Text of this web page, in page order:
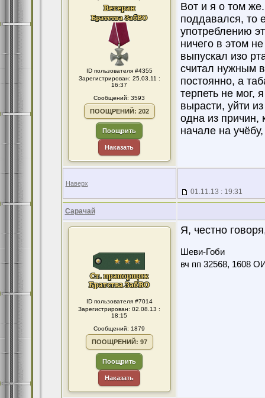
ID пользователя #4355
Зарегистрирован: 25.03.11 :
16:37
Сообщений: 3593
ПООЩРЕНИЙ: 202
Поощрить
Наказать
Вот и я о том
поддавался, то
употреблению
ничего в этом
выпускал изо
считал нужным
постоянно, а
терпеть не мог,
вырасти, уйти
одна из причин,
начале на
Наверх
01.11.13 : 19:31
Сарачай
ID пользователя #7014
Зарегистрирован: 02.08.13 :
18:15
Сообщений: 1879
ПООЩРЕНИЙ: 97
Поощрить
Наказать
Я, честно
Шеви-Гоби
вч пп 32568, 1608